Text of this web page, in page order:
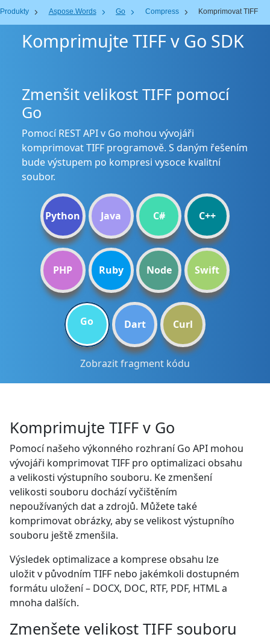
Produkty Aspose.Words Go Compress Komprimovat TIFF
Komprimujte TIFF v Go SDK
Zmenšit velikost TIFF pomocí
Go
Pomocí REST API v Go mohou vývojáři
komprimovat TIFF programově. S daným řešením
bude výstupem po kompresi vysoce kvalitní
soubor.
Python Java C# C++
PHP Ruby Node Swift
Go Dart Curl
Zobrazit fragment kódu
Komprimujte TIFF v Go
Pomocí našeho výkonného rozhraní Go API mohou
vývojáři komprimovat TIFF pro optimalizaci obsahu
a velikosti výstupního souboru. Ke zmenšení
velikosti souboru dochází vyčištěním
nepoužívaných dat a zdrojů. Můžete také
komprimovat obrázky, aby se velikost výstupního
souboru ještě zmenšila.
Výsledek optimalizace a komprese obsahu lze
uložit v původním TIFF nebo jakémkoli dostupném
formátu uložení – DOCX, DOC, RTF, PDF, HTML a
mnoha dalších.
Zmenšete velikost TIFF souboru